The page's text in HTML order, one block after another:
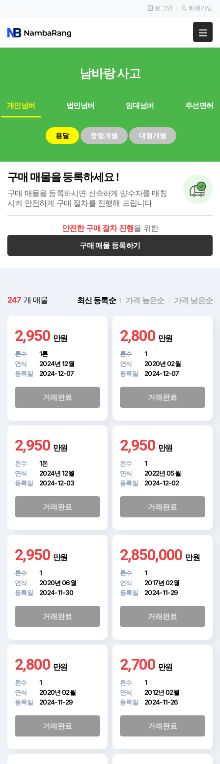
팔고
공지사항
이용후기
로그인 회원가입
남바랑사고
개인넘버 법인넘버 임대넘버 주선면허
용달 중형개별 대형개별
구매 매물을 등록하세요 !
구매 매물을 등록하시면 신속하게 양수자를 매칭
시켜 안전하게 구매 절차를 진행해 드립니다
안전한 구매 절차 진행을 위한
구매 매물 등록하기
247 개 매물 최신 등록순 가격 높은순 가격 낮은순
2,950 만원
톤수
1톤
연식
2024년 12월
등록일
2024-12-07
거래완료
2,800 만원
톤수
1
연식
2020년 02월
등록일
2024-12-07
거래완료
2,950 만원
톤수
1톤
연식
2024년 12월
등록일
2024-12-03
거래완료
2,950 만원
톤수
1
연식
2022년 05월
등록일
2024-12-02
거래완료
2,950 만원
톤수
1
연식
2020년 06월
등록일
2024-11-30
거래완료
2,850,000 만원
톤수
1
연식
2017년 02월
등록일
2024-11-29
거래완료
2,800 만원
톤수
1
연식
2020년 02월
등록일
2024-11-29
거래완료
2,700 만원
톤수
1
연식
2012년 02월
등록일
2024-11-26
거래완료